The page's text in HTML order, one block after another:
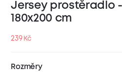
Jersey prostěradlo
180x200 cm
239 Kč
Rozměry